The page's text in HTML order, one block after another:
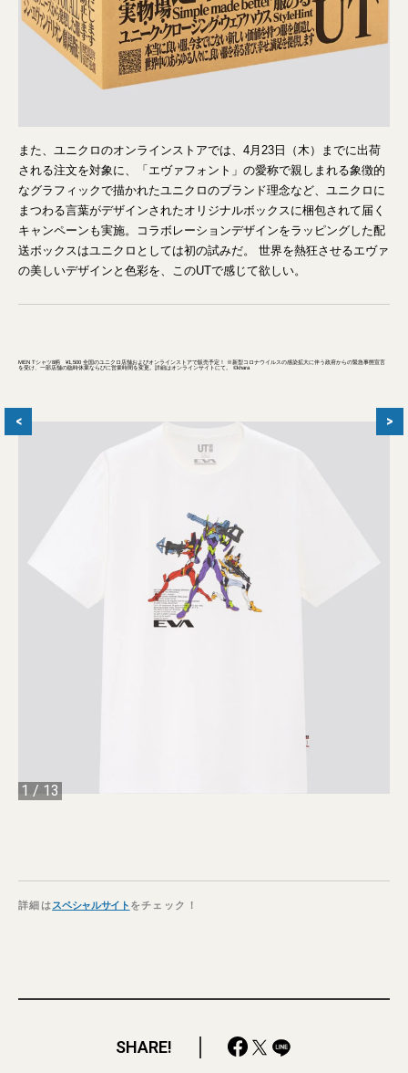
また、ユニクロのオンラインストアでは、4月23日（木）までに出荷
される注文を対象に、「エヴァフォント」の愛称で親しまれる象徴的
なグラフィックで描かれたユニクロのブランド理念など、ユニクロに
まつわる言葉がデザインされたオリジナルボックスに梱包されて届く
キャンペーンも実施。コラボレーションデザインをラッピングした配
送ボックスはユニクロとしては初の試みだ。 世界を熱狂させるエヴァ
の美しいデザインと色彩を、このUTで感じて欲しい。
MEN Tシャツ8柄 ¥1,500 全国のユニクロ店舗およびオンラインストアで販売予定！ ※新型コロナウイルスの感染拡大に伴う政府からの緊急事態宣言
を受け、一部店舗の臨時休業ならびに営業時間を変更。詳細はオンラインサイトにて。 ©khara
1 / 13
< >
詳細はスペシャルサイト をチェック！
SHARE!